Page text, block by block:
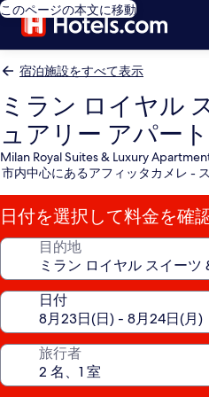
このページの本文に移動
宿泊施設をすべて表示
ミラン ロイヤル
ュアリー アパー
Milan Royal Suites & Luxury
市内中心にあるアフィッタカメレ -
日付を選択して料金を確
目的地
日付
旅行者